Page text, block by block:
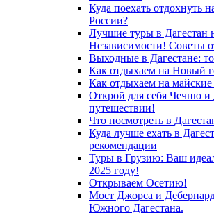
Куда поехать отдохнуть
России?
Лучшие туры в Дагестан
Независимости! Советы
Выходные в Дагестане:
Как отдыхаем на Новый
Как отдыхаем на
Открой для себя Чечню и
путешествии!
Что посмотреть в
Куда лучше ехать в
рекомендации
Туры в Грузию: Ваш
2025 году!
Открываем Осетию!
Мост Джорса и
Южного Дагестана.